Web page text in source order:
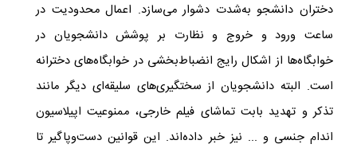
دختران دانشجو به‌شدت دشوار می‌سازد. اعمال محدودیت در
ساعت ورود و خروج و نظارت بر پوشش دانشجویان در
خوابگاه‌ها از اشکال رایج انضباط‌بخشی در خوابگاه‌های دخترانه
است. البته دانشجویان از سختگیری‌های سلیقه‌ای دیگر مانند
تذکر و تهدید بابت تماشای فیلم خارجی، ممنوعیت اپیلاسیون
اندام جنسی و ... نیز خبر داده‌اند. این قوانین دست‌وپاگیر تا